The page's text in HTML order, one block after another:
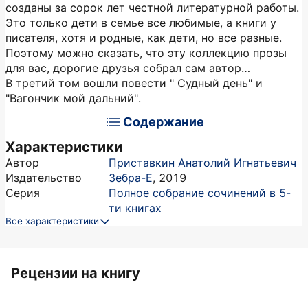
созданы за сорок лет честной литературной работы.
Это только дети в семье все любимые, а книги у
писателя, хотя и родные, как дети, но все разные.
Поэтому можно сказать, что эту коллекцию прозы
для вас, дорогие друзья собрал сам автор…
В третий том вошли повести " Судный день" и
"Вагончик мой дальний".
Содержание
Характеристики
Автор
Приставкин Анатолий Игнатьевич
Издательство
Зебра-Е, 2019
Серия
Полное собрание сочинений в 5-
ти книгах
Все характеристики
Рецензии на книгу